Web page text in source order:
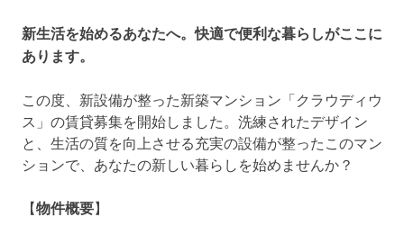
新生活を始めるあなたへ。快適で便利な暮らしがここに
あります。
この度、新設備が整った新築マンション「クラウディウ
ス」の賃貸募集を開始しました。洗練されたデザイン
と、生活の質を向上させる充実の設備が整ったこのマン
ションで、あなたの新しい暮らしを始めませんか？
【物件概要】